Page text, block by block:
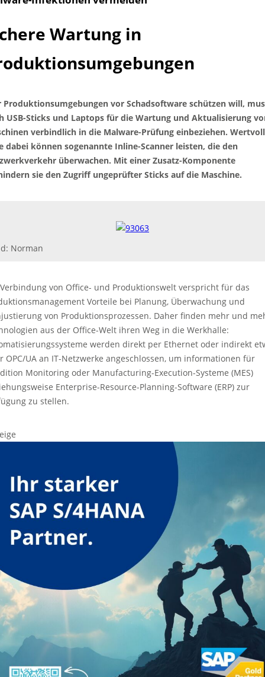
Wartung in
Produktionsumgebungen vor Schadsoftware schützen will,
USB-Sticks und Laptops für die Wartung und Aktualisierung
verbindlich in die Malware-Prüfung einbeziehen.
dabei können sogenannte Inline-Scanner leisten, die den
überwachen. Mit einer Zusatz-Komponente
sie den Zugriff ungeprüfter Sticks auf die Maschine.
Norman
von Office- und Produktionswelt verspricht für das
Vorteile bei Planung, Überwachung und
von Produktionsprozessen. Daher finden mehr und
aus der Office-Welt ihren Weg in die Werkhalle:
werden direkt per Ethernet oder indirekt
OPC/UA an IT-Netzwerke angeschlossen, um informationen für
Monitoring oder Manufacturing-Execution-Systeme (MES)
Enterprise-Resource-Planning-Software (ERP) zur
zu stellen.